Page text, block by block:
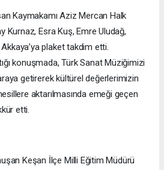
Kaymakamı Aziz Mercan Halk
Kurnaz, Esra Kuş, Emre Uludağ,
plaket takdim etti.
konuşmada, Türk Sanat Müziğimizi
getirerek kültürel değerlerimizin
aktarılmasında emeği geçen
etti.
Keşan İlçe Milli Eğitim Müdürü